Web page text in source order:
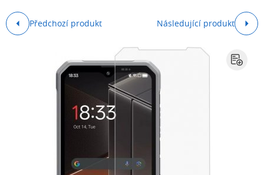
Předchozí produkt Následující produkt